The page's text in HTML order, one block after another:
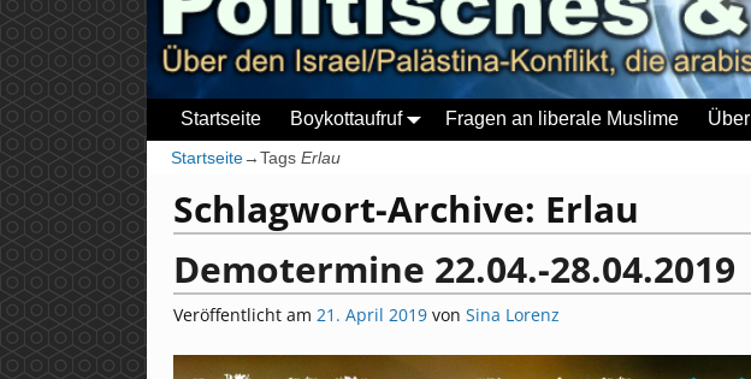
Startseite Boykottaufruf Fragen an liberale Muslime Über
Startseite→Tags Erlau
Schlagwort-Archive: Erlau
Demotermine 22.04.-28.04.2019
Veröffentlicht am 21. April 2019 von Sina Lorenz